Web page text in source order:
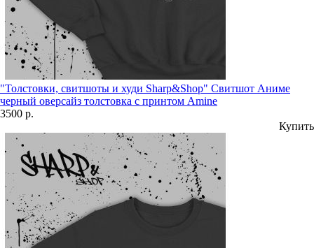
"Толстовки, свитшоты и худи Sharp&Shop" Свитшот Аниме
черный оверсайз толстовка с принтом Amine
3500 р.
Купить